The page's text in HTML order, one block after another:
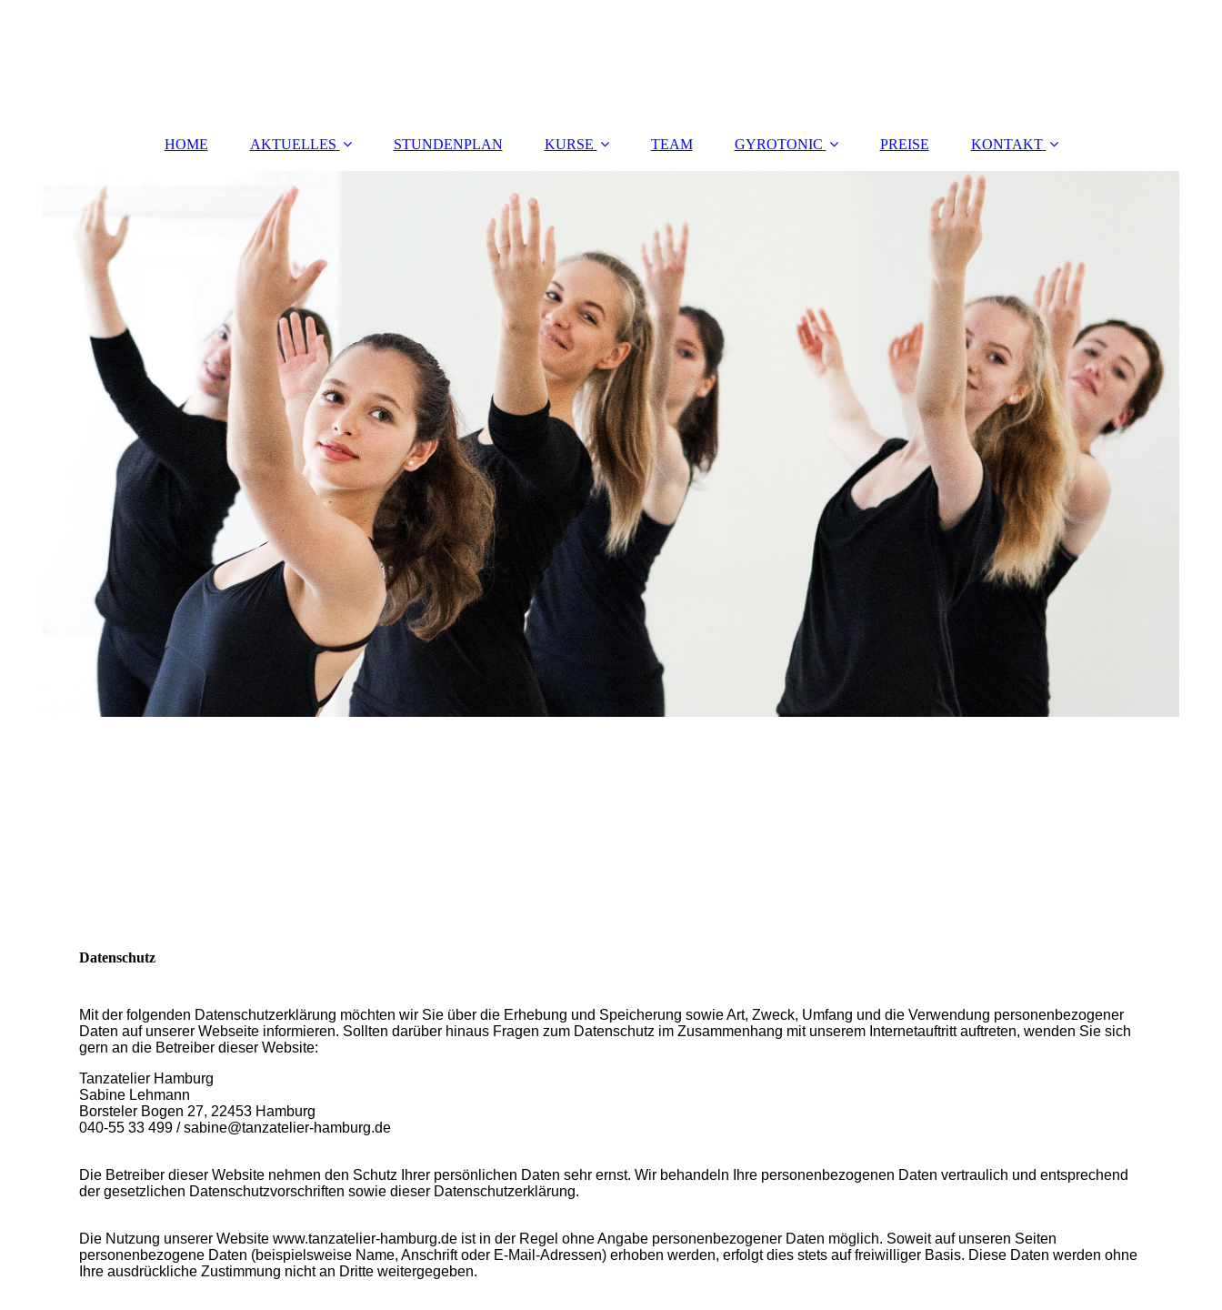
HOME AKTUELLES STUNDENPLAN KURSE TEAM GYROTONIC PREISE KONTAKT
Datenschutz
Mit der folgenden Datenschutzerklärung möchten wir Sie über die Erhebung und Speicherung sowie Art, Zweck, Umfang und die Verwendung personenbezogener
Daten auf unserer Webseite informieren. Sollten darüber hinaus Fragen zum Datenschutz im Zusammenhang mit unserem Internetauftritt auftreten, wenden Sie sich
gern an die Betreiber dieser Website:
Tanzatelier Hamburg
Sabine Lehmann
Borsteler Bogen 27, 22453 Hamburg
040-55 33 499 / sabine@tanzatelier-hamburg.de
Die Betreiber dieser Website nehmen den Schutz Ihrer persönlichen Daten sehr ernst. Wir behandeln Ihre personenbezogenen Daten vertraulich und entsprechend
der gesetzlichen Datenschutzvorschriften sowie dieser Datenschutzerklärung.
Die Nutzung unserer Website www.tanzatelier-hamburg.de ist in der Regel ohne Angabe personenbezogener Daten möglich. Soweit auf unseren Seiten
personenbezogene Daten (beispielsweise Name, Anschrift oder E-Mail-Adressen) erhoben werden, erfolgt dies stets auf freiwilliger Basis. Diese Daten werden ohne
Ihre ausdrückliche Zustimmung nicht an Dritte weitergegeben.